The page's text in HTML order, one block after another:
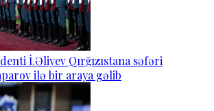
İ.Əliyev Qırğızıstana səfəri
ilə bir araya gəlib